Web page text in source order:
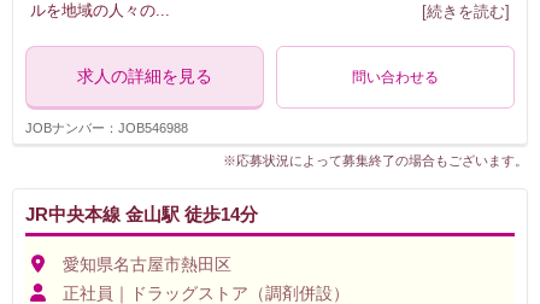
ルを地域の人々の... [続きを読む]
求人の詳細を見る 問い合わせる
JOBナンバー：JOB546988
※応募状況によって募集終了の場合もございます。
JR中央本線 金山駅 徒歩14分
愛知県名古屋市熱田区
正社員｜ドラッグストア（調剤併設）